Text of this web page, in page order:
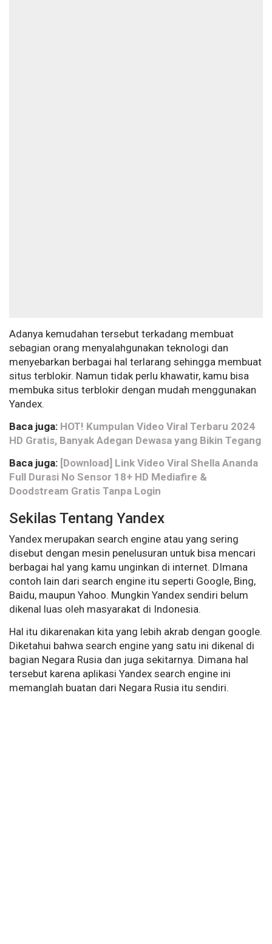
Adanya kemudahan tersebut terkadang membuat
sebagian orang menyalahgunakan teknologi dan
menyebarkan berbagai hal terlarang sehingga membuat
situs terblokir. Namun tidak perlu khawatir, kamu bisa
membuka situs terblokir dengan mudah menggunakan
Yandex.
Baca juga: HOT! Kumpulan Video Viral Terbaru 2024
HD Gratis, Banyak Adegan Dewasa yang Bikin Tegang
Baca juga: [Download] Link Video Viral Shella Ananda
Full Durasi No Sensor 18+ HD Mediafire &
Doodstream Gratis Tanpa Login
Sekilas Tentang Yandex
Yandex merupakan search engine atau yang sering
disebut dengan mesin penelusuran untuk bisa mencari
berbagai hal yang kamu unginkan di internet. DImana
contoh lain dari search engine itu seperti Google, Bing,
Baidu, maupun Yahoo. Mungkin Yandex sendiri belum
dikenal luas oleh masyarakat di Indonesia.
Hal itu dikarenakan kita yang lebih akrab dengan google.
Diketahui bahwa search engine yang satu ini dikenal di
bagian Negara Rusia dan juga sekitarnya. Dimana hal
tersebut karena aplikasi Yandex search engine ini
memanglah buatan dari Negara Rusia itu sendiri.